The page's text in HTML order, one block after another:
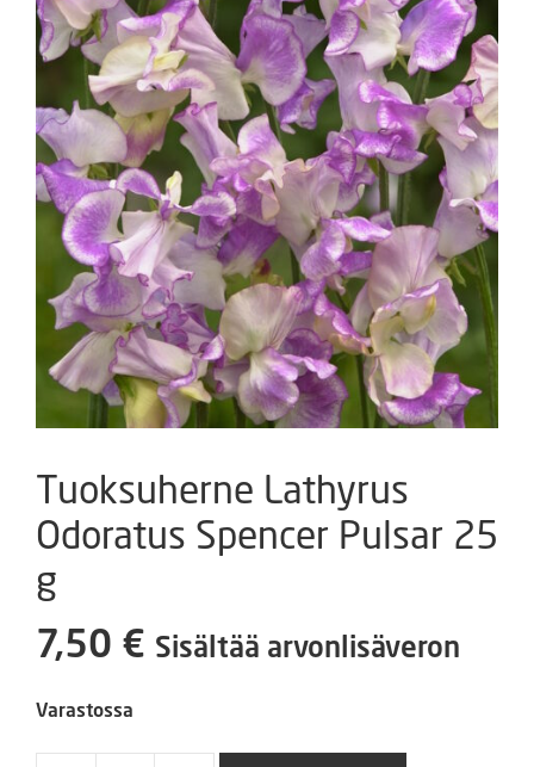
Tuoksuherne Lathyrus
Odoratus Spencer Pulsar 25
g
7,50 € Sisältää arvonlisäveron
Varastossa